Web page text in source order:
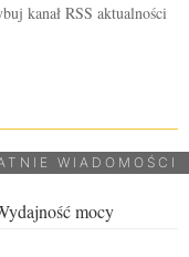
kanał RSS aktualności
WIADOMOŚCI
mocy